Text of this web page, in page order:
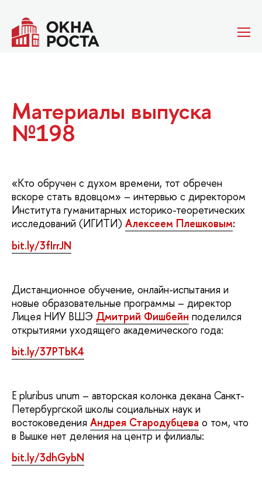
Материалы выпуска
№198
«Кто обручен с духом времени, тот обречен
вскоре стать вдовцом» – интервью с директором
Института гуманитарных историко-теоретических
исследований (ИГИТИ) Алексеем Плешковым:
bit.ly/3fIrrJN
Дистанционное обучение, онлайн-испытания и
новые образовательные программы – директор
Лицея НИУ ВШЭ Дмитрий Фишбейн поделился
открытиями уходящего академического года:
bit.ly/37PTbK4
E pluribus unum – авторская колонка декана Санкт-
Петербургской школы социальных наук и
востоковедения Андрея Стародубцева о том, что
в Вышке нет деления на центр и филиалы:
bit.ly/3dhGybN